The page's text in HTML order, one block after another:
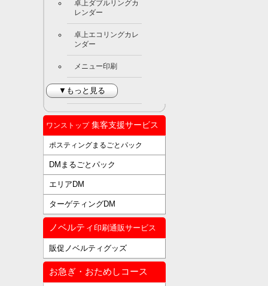
卓上ダブルリングカ
レンダー
卓上エコリングカレ
ンダー
メニュー印刷
▼もっと見る
ワンストップ集客支援サービス
ポスティングまるごとパック
DMまるごとパック
エリアDM
ターゲティングDM
ノベルティ 印刷通販サービス
販促ノベルティグッズ
お急ぎ・おためしコース